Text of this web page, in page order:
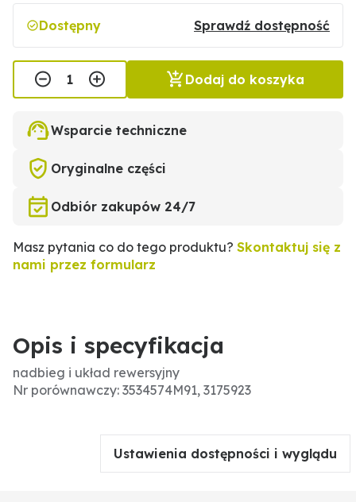
Dostępny Sprawdź dostępność
Dodaj do koszyka
Wsparcie techniczne
Oryginalne części
Odbiór zakupów 24/7
Masz pytania co do tego produktu? Skontaktuj się z
nami przez formularz
Opis i specyfikacja
nadbieg i układ rewersyjny
Nr porównawczy: 3534574M91, 3175923
Ustawienia dostępności i wyglądu